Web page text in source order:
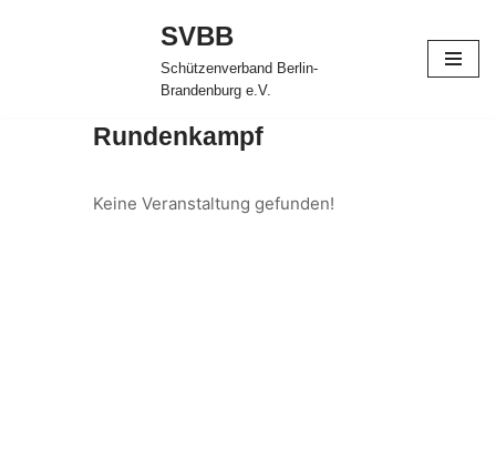
SVBB
Schützenverband Berlin-
Brandenburg e.V.
Rundenkampf
Keine Veranstaltung gefunden!